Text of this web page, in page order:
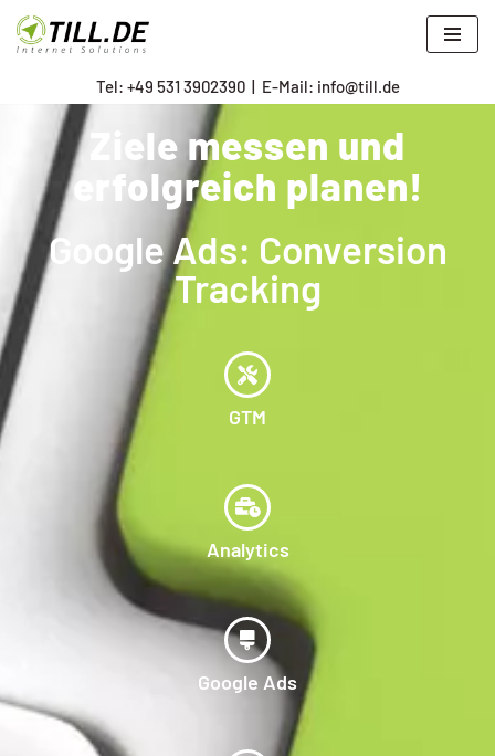
Zum
springen
Tel: +49 531 3902390| E-Mail: info@till.de
Ziele messen und
erfolgreich planen!
Google Ads: Conversion
Tracking
GTM
Analytics
Google Ads